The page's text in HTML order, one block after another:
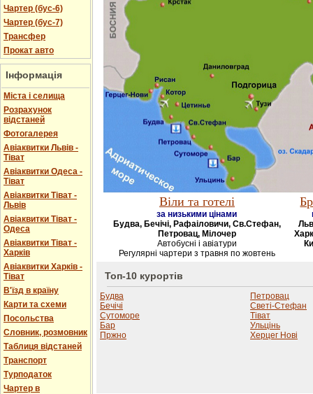
Чартер (бус-6)
Чартер (бус-7)
Трансфер
Прокат авто
Інформація
Міста і селища
Розрахунок
відстаней
Фотогалерея
Авіаквитки Львів -
Тіват
Авіаквитки Одеса -
Тіват
Авіаквитки Тіват -
Львів
Авіаквитки Тіват -
Одеса
Авіаквитки Тіват -
Харків
Авіаквитки Харків -
Тіват
В'їзд в країну
Карти та схеми
Посольства
Словник, розмовник
Таблиця відстаней
Транспорт
Турподаток
Чартер в
Віли та готелі
за низькими цінами
Будва, Бечічі, Рафаіловичи, Св.Стефан,
Петровац, Мілочер
Автобусні і авіатури
Регулярні чартери з травня по жовтень
Топ-10 курортів
Будва
Бечічі
Сутоморе
Бар
Пржно
Петровац
Светі-Стефан
Тіват
Ульцінь
Херцег Нові